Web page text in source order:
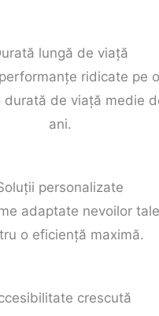
lungă de viață
ridicate pe
durată de viață medie
ani.
personalizate
adaptate nevoilor
o eficiență maximă.
crescută